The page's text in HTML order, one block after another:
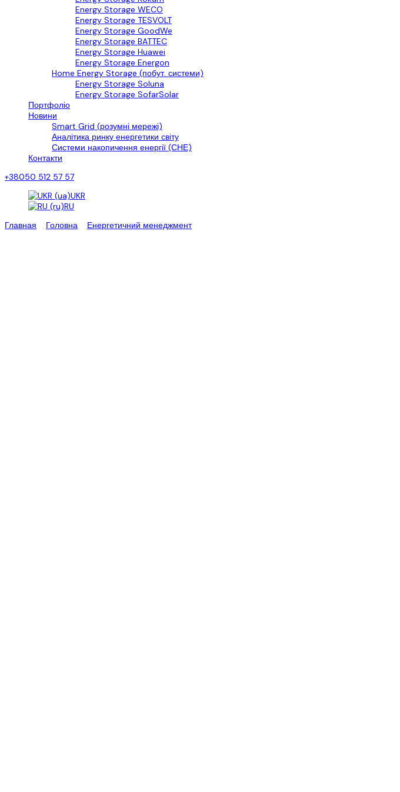
Energy Storage WECO
Energy Storage TESVOLT
Energy Storage GoodWe
Energy Storage BATTEC
Energy Storage Huawei
Energy Storage Energon
Home Energy Storage (побут. системи)
Energy Storage Soluna
Energy Storage SofarSolar
Портфоліо
Новини
Smart Grid (розумні мережі)
Аналітика ринку енергетики світу
Системи накопичення енергії (СНЕ)
Контакти
+38050 512 57 57
UKR
RU
Главная
Головна Енергетичний менеджмент>